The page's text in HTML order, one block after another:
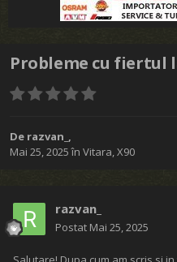
Probleme cu fiertul
De razvan_ ,
Mai 25, 2025în Vitara, X90
razvan_
Postat Mai 25, 2025